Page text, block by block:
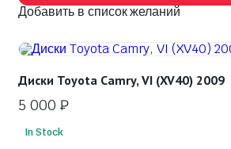
Добавить в список желаний
Диски Toyota Camry, VI (XV40) 2009
5 000 ₽
In Stock